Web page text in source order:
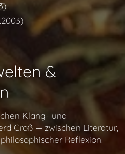
&
Klang- und
Groß — zwischen Literatur,
Reflexion.